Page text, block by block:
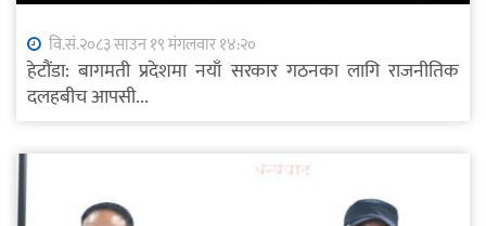
वि.सं.२०८३ साउन १९ मंगलवार १४:२०
हेटौंडा: बागमती प्रदेशमा नयाँ सरकार गठनका लागि राजनीतिक
दलहबीच आपसी...